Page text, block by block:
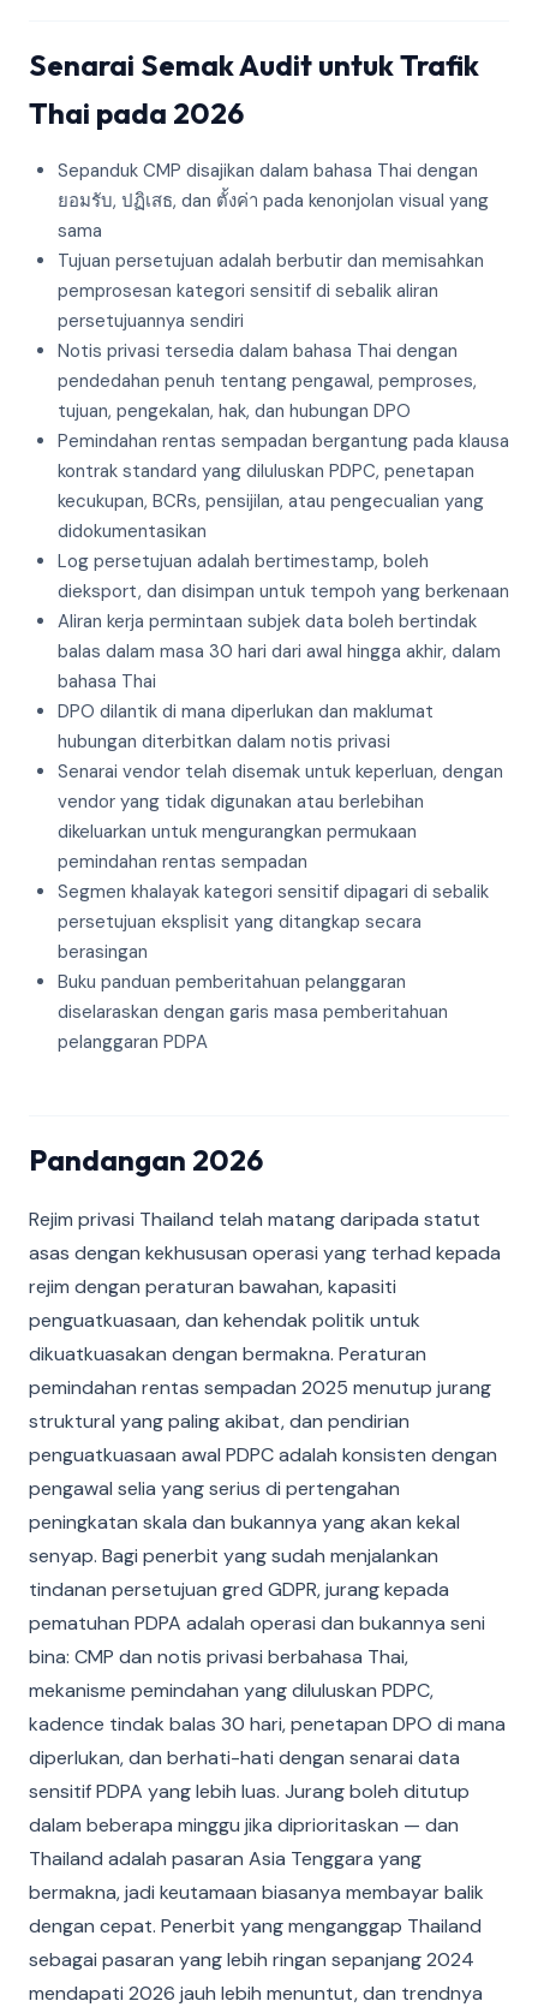
Senarai Semak Audit untuk Trafik
Thai pada 2026
Sepanduk CMP disajikan dalam bahasa Thai dengan
ยอมรับ, ปฏิเสธ, dan ตั้งค่า pada kenonjolan visual yang
sama
Tujuan persetujuan adalah berbutir dan memisahkan
pemprosesan kategori sensitif di sebalik aliran
persetujuannya sendiri
Notis privasi tersedia dalam bahasa Thai dengan
pendedahan penuh tentang pengawal, pemproses,
tujuan, pengekalan, hak, dan hubungan DPO
Pemindahan rentas sempadan bergantung pada klausa
kontrak standard yang diluluskan PDPC, penetapan
kecukupan, BCRs, pensijilan, atau pengecualian yang
didokumentasikan
Log persetujuan adalah bertimestamp, boleh
dieksport, dan disimpan untuk tempoh yang berkenaan
Aliran kerja permintaan subjek data boleh bertindak
balas dalam masa 30 hari dari awal hingga akhir, dalam
bahasa Thai
DPO dilantik di mana diperlukan dan maklumat
hubungan diterbitkan dalam notis privasi
Senarai vendor telah disemak untuk keperluan, dengan
vendor yang tidak digunakan atau berlebihan
dikeluarkan untuk mengurangkan permukaan
pemindahan rentas sempadan
Segmen khalayak kategori sensitif dipagari di sebalik
persetujuan eksplisit yang ditangkap secara
berasingan
Buku panduan pemberitahuan pelanggaran
diselaraskan dengan garis masa pemberitahuan
pelanggaran PDPA
Pandangan 2026
Rejim privasi Thailand telah matang daripada statut
asas dengan kekhususan operasi yang terhad kepada
rejim dengan peraturan bawahan, kapasiti
penguatkuasaan, dan kehendak politik untuk
dikuatkuasakan dengan bermakna. Peraturan
pemindahan rentas sempadan 2025 menutup jurang
struktural yang paling akibat, dan pendirian
penguatkuasaan awal PDPC adalah konsisten dengan
pengawal selia yang serius di pertengahan
peningkatan skala dan bukannya yang akan kekal
senyap. Bagi penerbit yang sudah menjalankan
tindanan persetujuan gred GDPR, jurang kepada
pematuhan PDPA adalah operasi dan bukannya seni
bina: CMP dan notis privasi berbahasa Thai,
mekanisme pemindahan yang diluluskan PDPC,
kadence tindak balas 30 hari, penetapan DPO di mana
diperlukan, dan berhati-hati dengan senarai data
sensitif PDPA yang lebih luas. Jurang boleh ditutup
dalam beberapa minggu jika diprioritaskan — dan
Thailand adalah pasaran Asia Tenggara yang
bermakna, jadi keutamaan biasanya membayar balik
dengan cepat. Penerbit yang menganggap Thailand
sebagai pasaran yang lebih ringan sepanjang 2024
mendapati 2026 jauh lebih menuntut, dan trendnya